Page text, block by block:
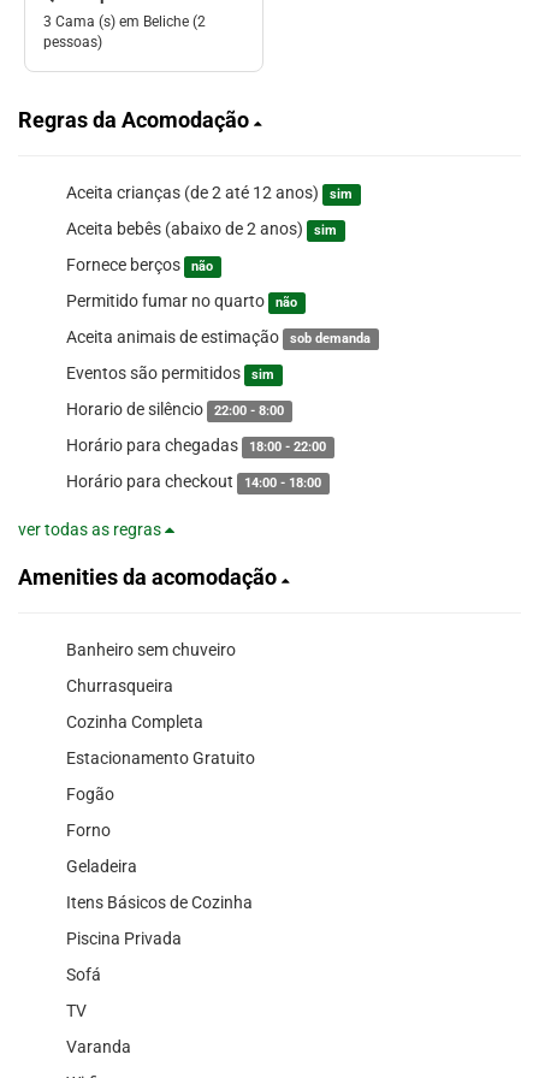
3 Cama (s) em Beliche (2
pessoas)
Regras da Acomodação
Aceita crianças (de 2 até 12 anos) sim
Aceita bebês (abaixo de 2 anos) sim
Fornece berços não
Permitido fumar no quarto não
Aceita animais de estimação sob demanda
Eventos são permitidos sim
Horario de silêncio 22:00 - 8:00
Horário para chegadas 18:00 - 22:00
Horário para checkout 14:00 - 18:00
ver todas as regras
Amenities da acomodação
Banheiro sem chuveiro
Churrasqueira
Cozinha Completa
Estacionamento Gratuito
Fogão
Forno
Geladeira
Itens Básicos de Cozinha
Piscina Privada
Sofá
TV
Varanda